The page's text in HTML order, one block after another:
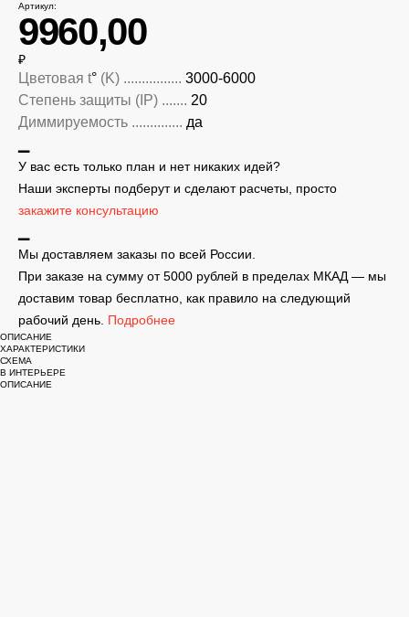
Артикул:
9960,00
₽
Цветовая t° (K) ................ 3000-6000
Степень защиты (IP) ....... 20
Диммируемость .............. да
У вас есть только план и нет никаких идей?
Наши эксперты подберут и сделают расчеты, просто
закажите консультацию
Мы доставляем заказы по всей России.
При заказе на сумму от 5000 рублей в пределах МКАД — мы
доставим товар бесплатно, как правило на следующий
рабочий день. Подробнее
ОПИСАНИЕ
ХАРАКТЕРИСТИКИ
СХЕМА
В ИНТЕРЬЕРЕ
ОПИСАНИЕ